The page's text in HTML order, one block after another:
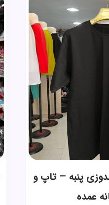
پنبه – تاپ و
عمده